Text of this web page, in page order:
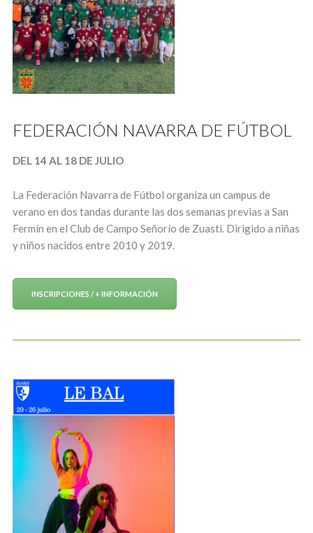
FEDERACIÓN NAVARRA DE FÚTBOL
DEL 14 AL 18 DE JULIO
La Federación Navarra de Fútbol organiza un campus de
verano en dos tandas durante las dos semanas previas a San
Fermín en el Club de Campo Señorío de Zuasti. Dirigido a niñas
y niños nacidos entre 2010 y 2019.
INSCRIPCIONES / + INFORMACIÓN